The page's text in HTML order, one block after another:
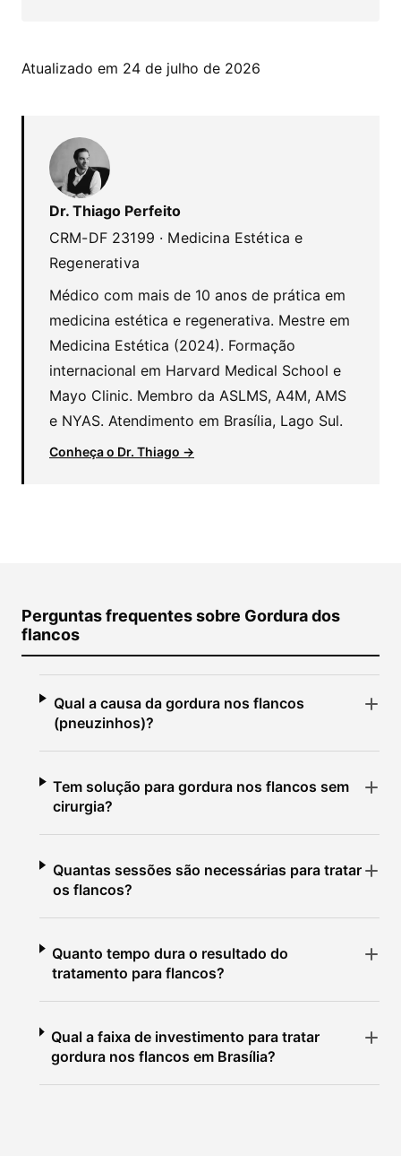
Atualizado em 24 de julho de 2026
Dr. Thiago Perfeito
CRM-DF 23199 · Medicina Estética e
Regenerativa
Médico com mais de 10 anos de prática em
medicina estética e regenerativa. Mestre em
Medicina Estética (2024). Formação
internacional em Harvard Medical School e
Mayo Clinic. Membro da ASLMS, A4M, AMS
e NYAS. Atendimento em Brasília, Lago Sul.
Conheça o Dr. Thiago →
Perguntas frequentes sobre Gordura dos
flancos
Qual a causa da gordura nos flancos
(pneuzinhos)?
Tem solução para gordura nos flancos sem
cirurgia?
Quantas sessões são necessárias para tratar
os flancos?
Quanto tempo dura o resultado do
tratamento para flancos?
Qual a faixa de investimento para tratar
gordura nos flancos em Brasília?